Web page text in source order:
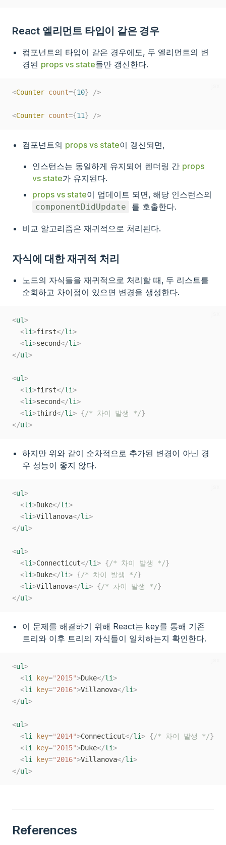
React 엘리먼트 타입이 같은 경우
컴포넌트의 타입이 같은 경우에도, 두 엘리먼트의 변
경된 props vs state들만 갱신한다.
<Counter count={10} />
<Counter count={11} />
컴포넌트의 props vs state이 갱신되면,
인스턴스는 동일하게 유지되어 렌더링 간 props
vs state가 유지된다.
props vs state이 업데이트 되면, 해당 인스턴스의
componentDidUpdate 를 호출한다.
비교 알고리즘은 재귀적으로 처리된다.
자식에 대한 재귀적 처리
노드의 자식들을 재귀적으로 처리할 때, 두 리스트를
순회하고 차이점이 있으면 변경을 생성한다.
<ul>
<li>first</li>
<li>second</li>
</ul>
<ul>
<li>first</li>
<li>second</li>
<li>third</li> {/* 차이 발생 */}
</ul>
하지만 위와 같이 순차적으로 추가된 변경이 아닌 경
우 성능이 좋지 않다.
<ul>
<li>Duke</li>
<li>Villanova</li>
</ul>
<ul>
<li>Connecticut</li> {/* 차이 발생 */}
<li>Duke</li> {/* 차이 발생 */}
<li>Villanova</li> {/* 차이 발생 */}
</ul>
이 문제를 해결하기 위해 React는 key를 통해 기존
트리와 이후 트리의 자식들이 일치하는지 확인한다.
<ul>
<li key="2015">Duke</li>
<li key="2016">Villanova</li>
</ul>
<ul>
<li key="2014">Connecticut</li> {/* 차이 발생 */}
<li key="2015">Duke</li>
<li key="2016">Villanova</li>
</ul>
References